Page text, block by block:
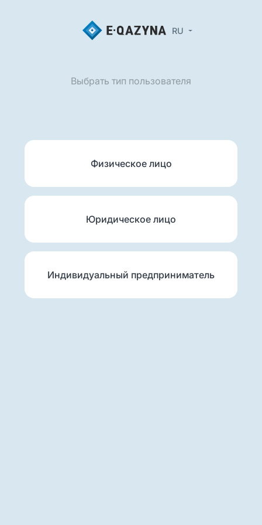
RU
Выбрать тип пользователя
Физическое лицо
Юридическое лицо
Индивидуальный предприниматель